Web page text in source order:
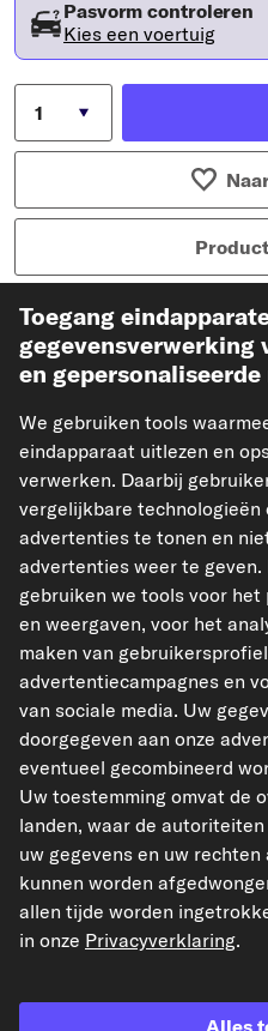
Pasvorm controleren
Kies een voertuig
Laadstroom [A]
Uitvoering boordleiding
Spanning (Volt)
Riemschijven
Riemschijf-Ø [mm]
Ribbenaantal
overige kenmerken
OEM-nummers weergeven
Geschikte voertuigen
F.BECKER Dynamo /
Art.nr. 74210122
€
incl.
Toegang
gegevensverwerking
en gepersonaliseerde
We gebruiken tools
eindapparaat uitlezen en
verwerken. Daarbij
vergelijkbare technologieën
advertenties te tonen en
advertenties weer te
gebruiken we tools voor
en weergaven, voor het
maken van
advertentiecampagnes en
van sociale media. Uw
doorgegeven aan onze
eventueel gecombineerd
Uw toestemming omvat de
landen, waar de
uw gegevens en uw
kunnen worden
allen tijde worden
in onze Privacyverklaring.
Alles